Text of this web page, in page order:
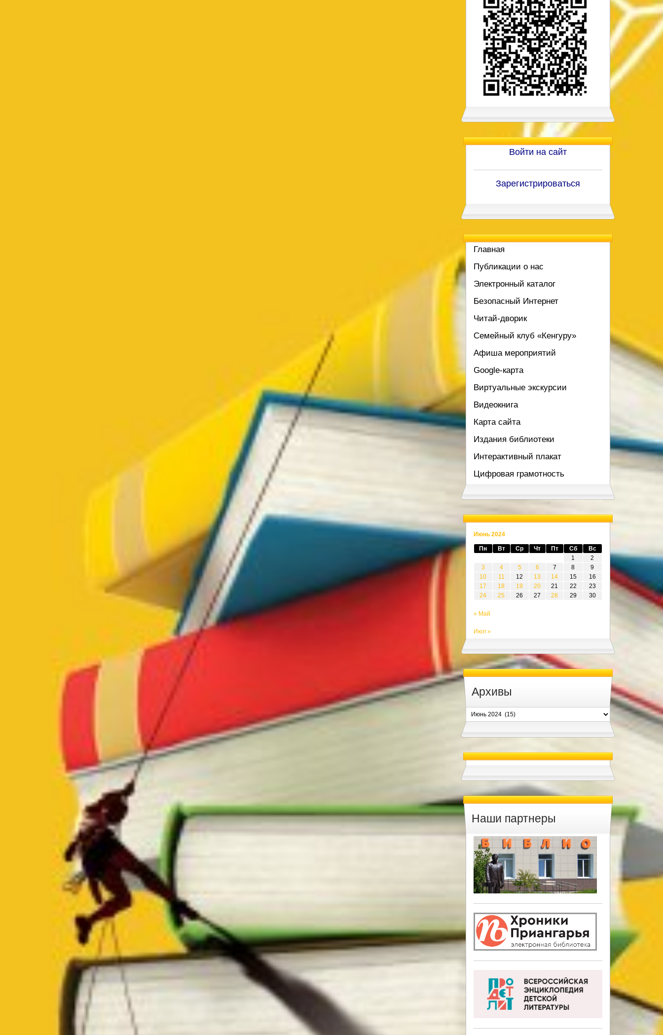
Войти на сайт
Зарегистрироваться
Главная
Публикации о нас
Электронный каталог
Безопасный Интернет
Читай-дворик
Семейный клуб «Кенгуру»
Афиша мероприятий
Google-карта
Виртуальные экскурсии
Видеокнига
Карта сайта
Издания библиотеки
Интерактивный плакат
Цифровая грамотность
Июнь 2024
Пн Вт Ср Чт Пт Сб
Вс
1
2
3
4 5 6 7 8
9
10
11 12 13 14 15
16
17
18 19 20 21 22
23
24
25 26 27 28 29 30
« Май
Июл »
Архивы
Архивы
Наши партнеры